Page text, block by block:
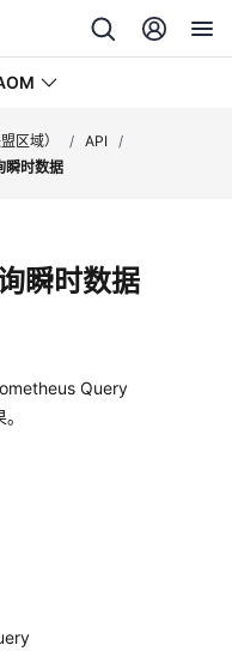
区域） / API /
瞬时数据
瞬时数据
Query